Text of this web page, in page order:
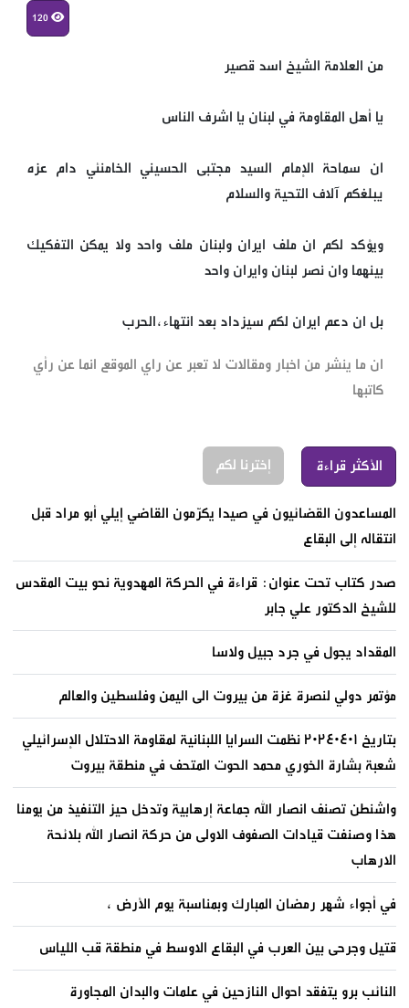
120
من العلامة الشيخ اسد قصير
يا أهل المقاومة في لبنان يا اشرف الناس
ان سماحة الإمام السيد مجتبى الحسيني الخامنئي دام عزه
يبلغكم آلاف التحية والسلام
ويؤكد لكم ان ملف ايران ولبنان ملف واحد ولا يمكن التفكيك
بينهما وان نصر لبنان وايران واحد
بل ان دعم ايران لكم سيزداد بعد انتهاء،الحرب
ان ما ينشر من اخبار ومقالات لا تعبر عن راي الموقع انما عن رأي
كاتبها
الأكثر قراءة إخترنا لكم
المساعدون القضائيون في صيدا يكرّمون القاضي إيلي أبو مراد قبل
انتقاله إلى البقاع
صدر كتاب تحت عنوان: قراءة في الحركة المهدوية نحو بيت المقدس
للشيخ الدكتور علي جابر
المقداد يجول في جرد جبيل ولاسا
مؤتمر دولي لنصرة غزة من بيروت الى اليمن وفلسطين والعالم
بتاريخ ٢٠٢٤٠٤٠١ نظمت السرايا اللبنانية لمقاومة الاحتلال الإسرائيلي
شعبة بشارة الخوري محمد الحوت المتحف في منطقة بيروت
واشنطن تصنف انصار الله جماعة إرهابية وتدخل حيز التنفيذ من يومنا
هذا وصنفت قيادات الصفوف الاولى من حركة انصار الله بلائحة
الارهاب
في أجواء شهر رمضان المبارك وبمناسبة يوم الأرض ،
قتيل وجرحى بين العرب في البقاع الاوسط في منطقة قب اللياس
النائب برو يتفقد احوال النازحين في علمات والبدان المجاورة